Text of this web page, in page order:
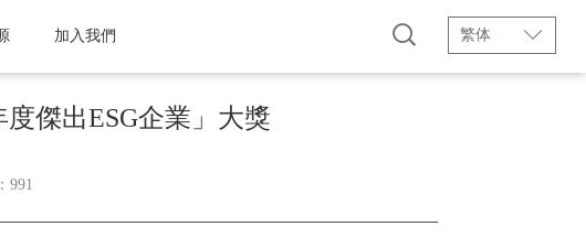
繁体
加入我們
傑出ESG企業」大獎
991